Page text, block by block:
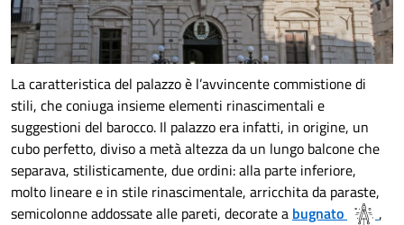
La caratteristica del palazzo è l’avvincente commistione di
stili, che coniuga insieme elementi rinascimentali e
suggestioni del barocco. Il palazzo era infatti, in origine, un
cubo perfetto, diviso a metà altezza da un lungo balcone che
separava, stilisticamente, due ordini: alla parte inferiore,
molto lineare e in stile rinascimentale, arricchita da paraste,
semicolonne addossate alle pareti, decorate a bugnato
,